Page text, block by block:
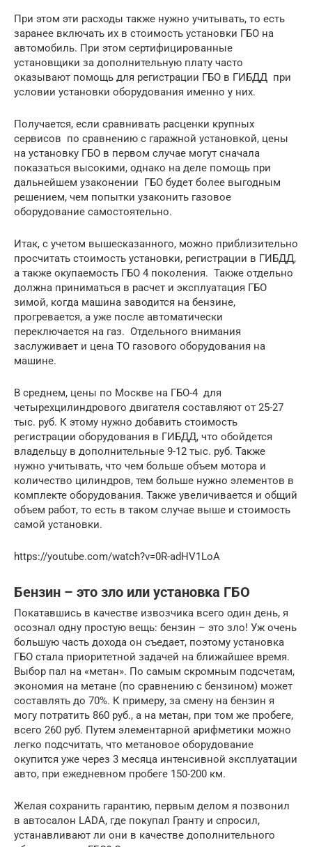
При этом эти расходы также нужно учитывать, то есть
заранее включать их в стоимость установки ГБО на
автомобиль. При этом сертифицированные
установщики за дополнительную плату часто
оказывают помощь для регистрации ГБО в ГИБДД при
условии установки оборудования именно у них.
Получается, если сравнивать расценки крупных
сервисов по сравнению с гаражной установкой, цены
на установку ГБО в первом случае могут сначала
показаться высокими, однако на деле помощь при
дальнейшем узаконении ГБО будет более выгодным
решением, чем попытки узаконить газовое
оборудование самостоятельно.
Итак, с учетом вышесказанного, можно приблизительно
просчитать стоимость установки, регистрации в ГИБДД,
а также окупаемость ГБО 4 поколения. Также отдельно
должна приниматься в расчет и эксплуатация ГБО
зимой, когда машина заводится на бензине,
прогревается, а уже после автоматически
переключается на газ. Отдельного внимания
заслуживает и цена ТО газового оборудования на
машине.
В среднем, цены по Москве на ГБО-4 для
четырехцилиндрового двигателя составляют от 25-27
тыс. руб. К этому нужно добавить стоимость
регистрации оборудования в ГИБДД, что обойдется
владельцу в дополнительные 9-12 тыс. руб. Также
нужно учитывать, что чем больше объем мотора и
количество цилиндров, тем больше нужно элементов в
комплекте оборудования. Также увеличивается и общий
объем работ, то есть в таком случае выше и стоимость
самой установки.
https://youtube.com/watch?v=0R-adHV1LoA
Бензин – это зло или установка ГБО
Покатавшись в качестве извозчика всего один день, я
осознал одну простую вещь: бензин – это зло! Уж очень
большую часть дохода он съедает, поэтому установка
ГБО стала приоритетной задачей на ближайшее время.
Выбор пал на «метан». По самым скромным подсчетам,
экономия на метане (по сравнению с бензином) может
составлять до 70%. К примеру, за смену на бензин я
могу потратить 860 руб., а на метан, при том же пробеге,
всего 260 руб. Путем элементарной арифметики можно
легко подсчитать, что метановое оборудование
окупится уже через 3 месяца интенсивной эксплуатации
авто, при ежедневном пробеге 150-200 км.
Желая сохранить гарантию, первым делом я позвонил
в автосалон LADA, где покупал Гранту и спросил,
устанавливают ли они в качестве дополнительного